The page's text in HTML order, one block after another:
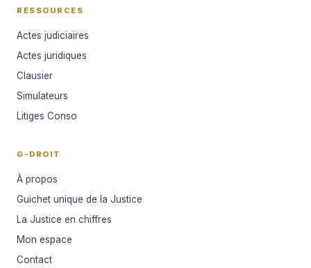
RESSOURCES
Actes judiciaires
Actes juridiques
Clausier
Simulateurs
Litiges Conso
G-DROIT
À propos
Guichet unique de la Justice
La Justice en chiffres
Mon espace
Contact